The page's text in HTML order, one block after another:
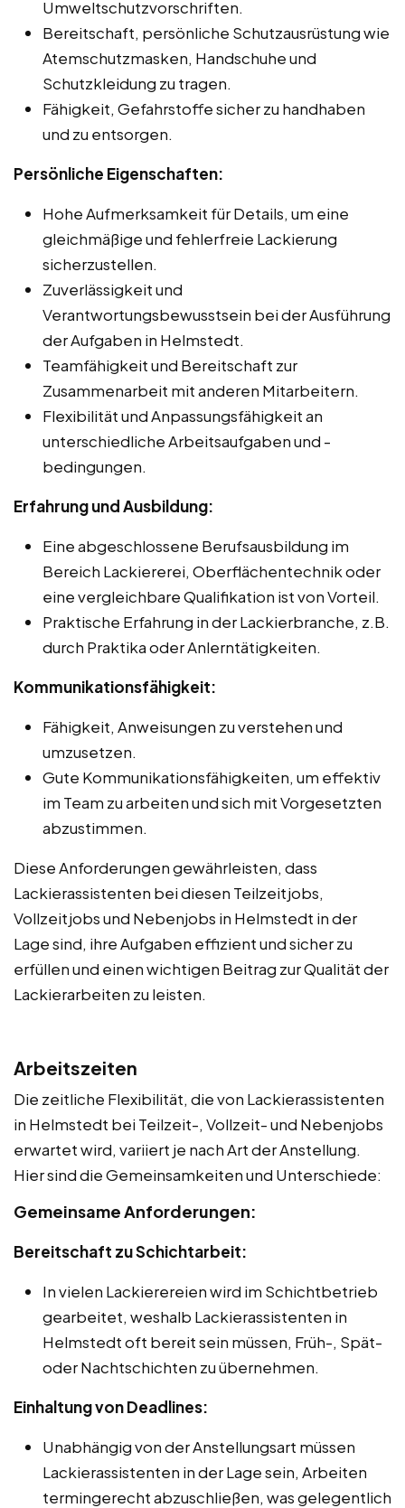
Umweltschutzvorschriften.
Bereitschaft, persönliche Schutzausrüstung wie
Atemschutzmasken, Handschuhe und
Schutzkleidung zu tragen.
Fähigkeit, Gefahrstoffe sicher zu handhaben
und zu entsorgen.
Persönliche Eigenschaften:
Hohe Aufmerksamkeit für Details, um eine
gleichmäßige und fehlerfreie Lackierung
sicherzustellen.
Zuverlässigkeit und
Verantwortungsbewusstsein bei der Ausführung
der Aufgaben in Helmstedt.
Teamfähigkeit und Bereitschaft zur
Zusammenarbeit mit anderen Mitarbeitern.
Flexibilität und Anpassungsfähigkeit an
unterschiedliche Arbeitsaufgaben und -
bedingungen.
Erfahrung und Ausbildung:
Eine abgeschlossene Berufsausbildung im
Bereich Lackiererei, Oberflächentechnik oder
eine vergleichbare Qualifikation ist von Vorteil.
Praktische Erfahrung in der Lackierbranche, z.B.
durch Praktika oder Anlerntätigkeiten.
Kommunikationsfähigkeit:
Fähigkeit, Anweisungen zu verstehen und
umzusetzen.
Gute Kommunikationsfähigkeiten, um effektiv
im Team zu arbeiten und sich mit Vorgesetzten
abzustimmen.
Diese Anforderungen gewährleisten, dass
Lackierassistenten bei diesen Teilzeitjobs,
Vollzeitjobs und Nebenjobs in Helmstedt in der
Lage sind, ihre Aufgaben effizient und sicher zu
erfüllen und einen wichtigen Beitrag zur Qualität der
Lackierarbeiten zu leisten.
Arbeitszeiten
Die zeitliche Flexibilität, die von Lackierassistenten
in Helmstedt bei Teilzeit-, Vollzeit- und Nebenjobs
erwartet wird, variiert je nach Art der Anstellung.
Hier sind die Gemeinsamkeiten und Unterschiede:
Gemeinsame Anforderungen:
Bereitschaft zu Schichtarbeit:
In vielen Lackierereien wird im Schichtbetrieb
gearbeitet, weshalb Lackierassistenten in
Helmstedt oft bereit sein müssen, Früh-, Spät-
oder Nachtschichten zu übernehmen.
Einhaltung von Deadlines:
Unabhängig von der Anstellungsart müssen
Lackierassistenten in der Lage sein, Arbeiten
termingerecht abzuschließen, was gelegentlich